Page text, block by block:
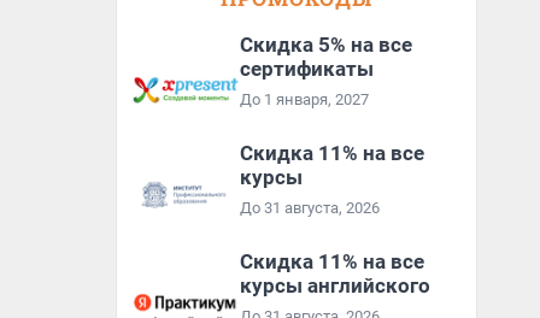
Скидка 5% на все
сертификаты
До 1 января, 2027
Скидка 11% на все
курсы
До 31 августа, 2026
Скидка 11% на все
курсы английского